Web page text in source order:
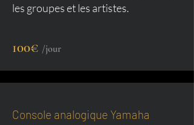
les groupes et les artistes.
100€ /jour
Console analogique Yamaha